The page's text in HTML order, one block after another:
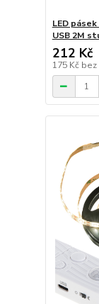
LED
USB 2M
212 Kč
175 Kč bez